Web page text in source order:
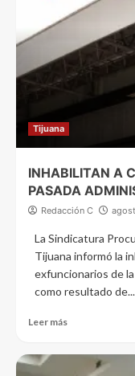
Tijuana
INHABILITAN A
PASADA
Redacción C
La Sindicatura
Tijuana informó la
exfuncionarios de
como resultado de...
Leer más